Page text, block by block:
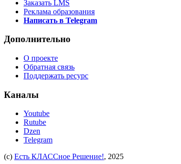
Заказать LMS
Реклама образования
Написать в Telegram
Дополнительно
О проекте
Обратная связь
Поддержать ресурс
Каналы
Youtube
Rutube
Dzen
Telegram
(c) Есть КЛАССное Решение!, 2025